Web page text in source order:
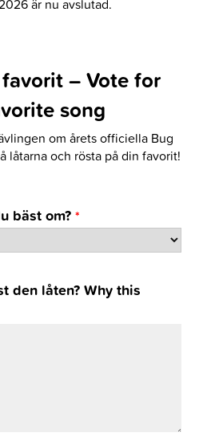
är nu avslutad.
– Vote for
song
om årets officiella Bug
låtarna och rösta på din favorit!
bäst om?*
den låten? Why this